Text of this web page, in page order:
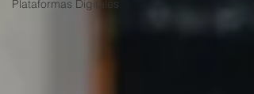
Plataformas Digitales